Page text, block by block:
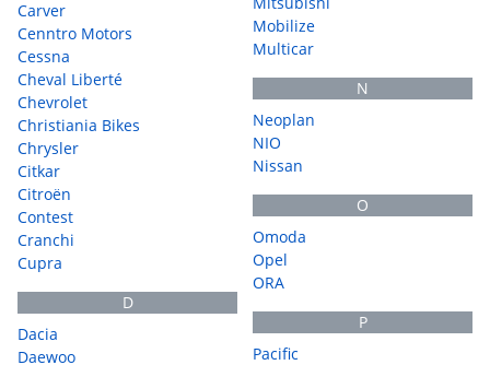
Carver
Cenntro Motors
Cessna
Cheval Liberté
Chevrolet
Christiania Bikes
Chrysler
Citkar
Citroën
Contest
Cranchi
Cupra
D
Dacia
Daewoo
Mobilize
Multicar
N
Neoplan
NIO
Nissan
O
Omoda
Opel
ORA
P
Pacific